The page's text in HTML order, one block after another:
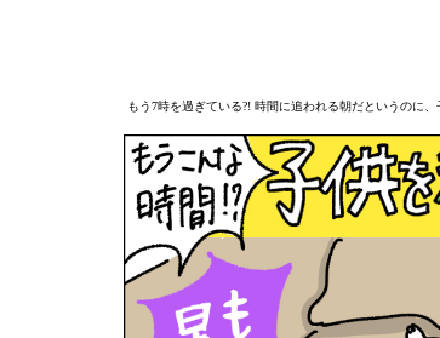
もう7時を過ぎている?! 時間に追われる朝だというのに